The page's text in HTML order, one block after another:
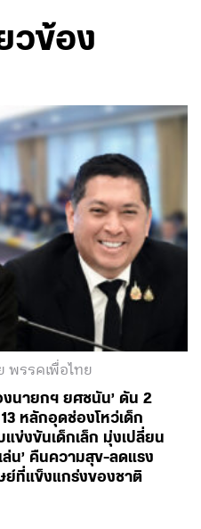
วข้อง
พรรคเพื่อไทย
นายกฯ ยศชนัน’ ดัน 2
หลักอุดช่องโหว่เด็ก
ข่งขันเด็กเล็ก มุ่งเปลี่ยน
ล่น’ คืนความสุข-ลดแรง
ที่แข็งแกร่งของชาติ